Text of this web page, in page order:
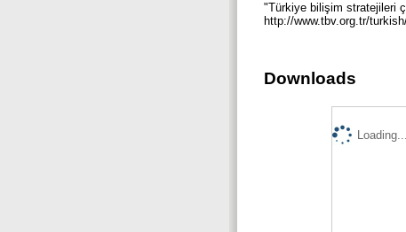
"Türkiye bilişim stratejileri
http://www.tbv.org.tr/
Downloads
Loading...